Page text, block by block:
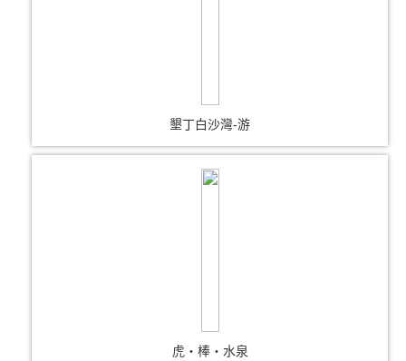
墾丁白沙灣-游
虎‧棒‧水泉